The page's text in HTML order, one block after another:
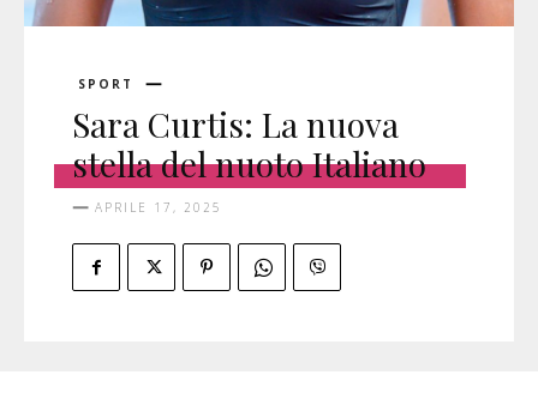
SPORT
Sara Curtis: La nuova
stella del nuoto Italiano
APRILE 17, 2025